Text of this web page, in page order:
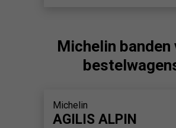
Michelin banden
Michelin
AGILIS ALPIN